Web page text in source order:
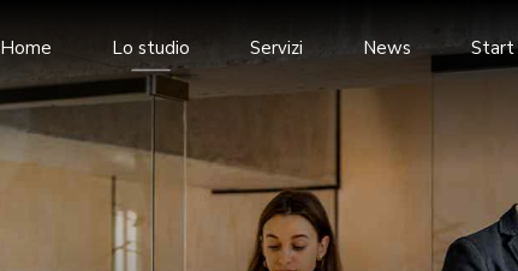
Home Lo studio Servizi News Start